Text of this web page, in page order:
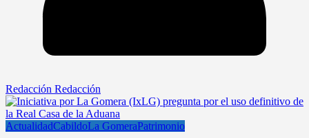
Redacción Redacción
ActualidadCabildoLa GomeraPatrimonio